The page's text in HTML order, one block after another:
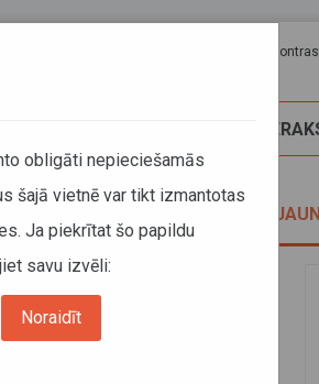
Lapas
teritorijā
tarifu vienādošana
obligāti nepieciešamās
šajā vietnē var tikt izmantotas
Ja piekrītat šo papildu
savu izvēli:
Noraidīt